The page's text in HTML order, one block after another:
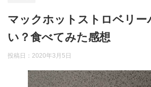
マックホットストロベリー
い？食べてみた感想
投稿日： 2020年3月5日